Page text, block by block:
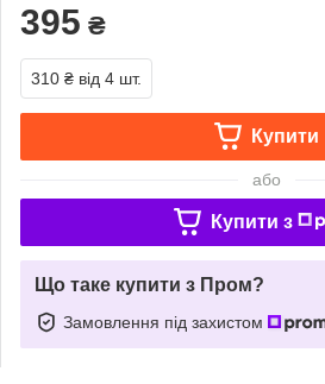
395 ₴
310 ₴ від 4 шт.
Купити
або
Купити з
Що таке купити з Пром?
Замовлення під захистом